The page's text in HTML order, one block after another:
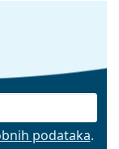
podataka.